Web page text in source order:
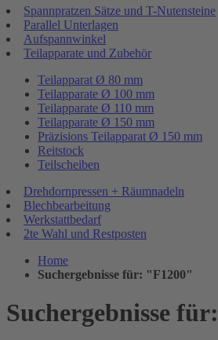
Spannpratzen Sätze und T-Nutensteine
Parallel Unterlagen
Aufspannwinkel
Teilapparate und Zubehör
Teilapparat Ø 80 mm
Teilapparate Ø 100 mm
Teilapparate Ø 110 mm
Teilapparate Ø 150 mm
Präzisions Teilapparat Ø 150 mm
Reitstock
Teilscheiben
Drehdornpressen + Räumnadeln
Blechbearbeitung
Werkstattbedarf
2te Wahl und Restposten
Home
Suchergebnisse für: "F1200"
Suchergebnisse